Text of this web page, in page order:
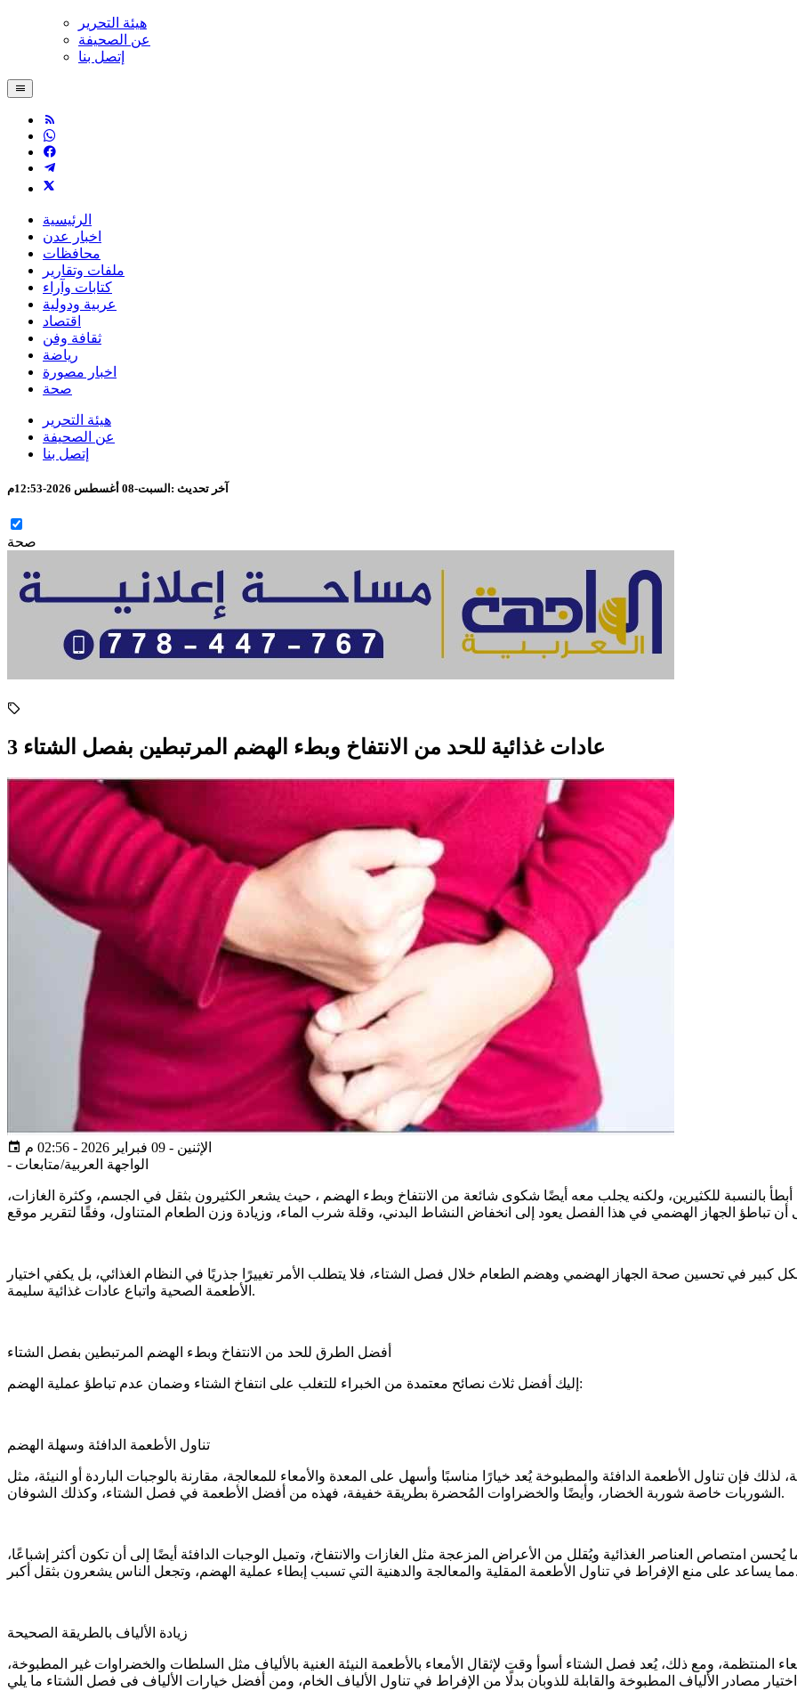
هيئة التحرير
عن الصحيفة
إتصل بنا
الرئيسية
اخبار عدن
محافظات
ملفات وتقارير
كتابات وآراء
عربية ودولية
اقتصاد
ثقافة وفن
رياضة
اخبار مصورة
صحة
هيئة التحرير
عن الصحيفة
إتصل بنا
آخر تحديث : السبت-08 أغسطس 2026-12:53م
صحة
3 عادات غذائية للحد من الانتفاخ وبطء الهضم المرتبطين بفصل الشتاء
الإثنين - 09 فبراير 2026 - 02:56 م
- الواجهة العربية/متابعات
أبطأ بالنسبة للكثيرين، ولكنه يجلب معه أيضًا شكوى شائعة من الانتفاخ وبطء الهضم ، حيث يشعر الكثيرون بثقل في الجسم، وكثرة الغازات،
كبير في تحسين صحة الجهاز الهضمي وهضم الطعام خلال فصل الشتاء، فلا يتطلب الأمر تغييرًا جذريًا في النظام الغذائي، بل يكفي اختيار
الأطعمة الصحية واتباع عادات غذائية سليمة.
أفضل الطرق للحد من الانتفاخ وبطء الهضم المرتبطين بفصل الشتاء
إليك أفضل ثلاث نصائح معتمدة من الخبراء للتغلب على انتفاخ الشتاء وضمان عدم تباطؤ عملية الهضم:
تناول الأطعمة الدافئة وسهلة الهضم
فإن تناول الأطعمة الدافئة والمطبوخة يُعد خيارًا مناسبًا وأسهل على المعدة والأمعاء للمعالجة، مقارنة بالوجبات الباردة أو النيئة، مثل
الشوربات خاصة شوربة الخضار، وأيضًا والخضراوات المُحضرة بطريقة خفيفة، فهذه من أفضل الأطعمة في فصل الشتاء، وكذلك الشوفان.
يُحسن امتصاص العناصر الغذائية ويُقلل من الأعراض المزعجة مثل الغازات والانتفاخ، وتميل الوجبات الدافئة أيضًا إلى أن تكون أكثر إشباعًا،
مما يساعد على منع الإفراط في تناول الأطعمة المقلية والمعالجة والدهنية التي تسبب إبطاء عملية الهضم، وتجعل الناس يشعرون بثقل أكبر.
زيادة الألياف بالطريقة الصحيحة
المنتظمة، ومع ذلك، يُعد فصل الشتاء أسوأ وقت لإثقال الأمعاء بالأطعمة النيئة الغنية بالألياف مثل السلطات والخضراوات غير المطبوخة،